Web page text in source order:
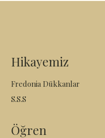
Hikayemiz
Fredonia Dükkanlar
S.S.S
Öğren